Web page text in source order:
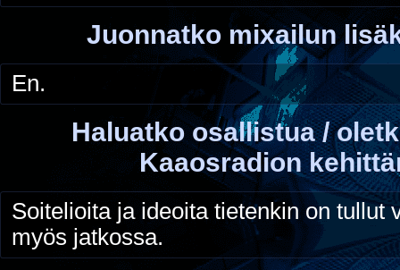
Juonnatko mixailun
En.
Haluatko osallistua /
Kaaosradion
Soitelioita ja ideoita tietenkin on tullut
myös jatkossa.